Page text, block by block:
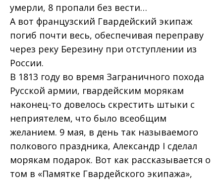
умерли, 8 пропали без вести…
А вот французский Гвардейский экипаж
погиб почти весь, обеспечивая переправу
через реку Березину при отступлении из
России.
В 1813 году во время Заграничного похода
Русской армии, гвардейским морякам
наконец-то довелось скрестить штыки с
неприятелем, что было всеобщим
желанием. 9 мая, в день так называемого
полкового праздника, Александр I сделал
морякам подарок. Вот как рассказывается о
том в «Памятке Гвардейского экипажа»,